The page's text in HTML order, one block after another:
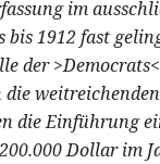
im
bis 1912 fast
der
die Einführung
Dollar im